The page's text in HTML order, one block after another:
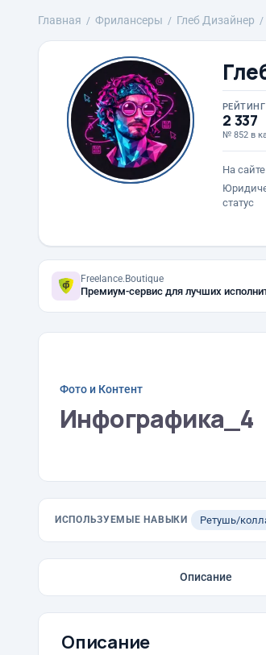
Главная Фрилансеры Глеб Дизайнер
РЕЙТИНГ
2 337
№ 852 в
На
статус
Freelance.Boutique
Премиум-сервис для лучших
Фото и Контент
Инфографика_4
ИСПОЛЬЗУЕМЫЕ НАВЫКИ Ретушь/
Описание
Описание